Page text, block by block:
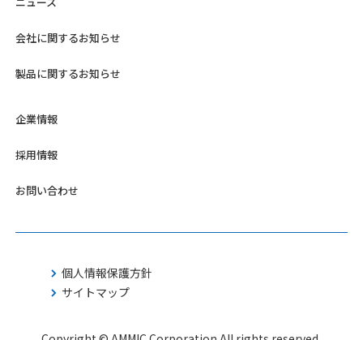
会社に関するお知らせ
製品に関するお知らせ
企業情報
採用情報
お問い合わせ
個人情報保護方針
サイトマップ